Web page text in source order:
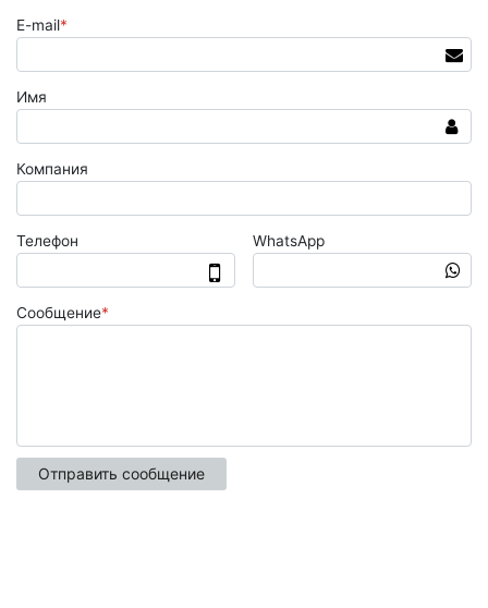
E-mail*
Имя
Компания
Телефон WhatsApp
Сообщение*